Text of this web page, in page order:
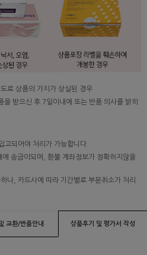
로 상품의 가치가 상실된 경우
받으신 후 7일이내에 또는 반품 의사를 밝히
고되어야 처리가 가능합니다.
송금이되며, 환불 계좌정보가 정확하지않을
나, 카드사에 따라 기간별로 부분취소가 처리
교환/반품안내 상품후기 및 평가서 작성